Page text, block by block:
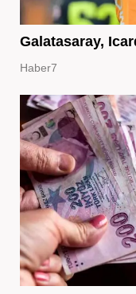
Galatasaray,
Haber7